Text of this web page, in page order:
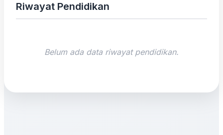
Riwayat Pendidikan
Belum ada data riwayat pendidikan.